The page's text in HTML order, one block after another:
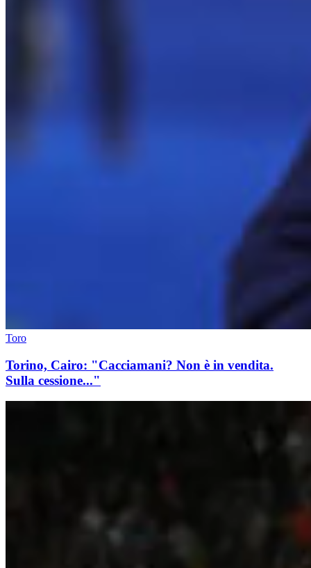
Toro
Torino, Cairo: "Cacciamani? Non è in vendita.
Sulla cessione..."